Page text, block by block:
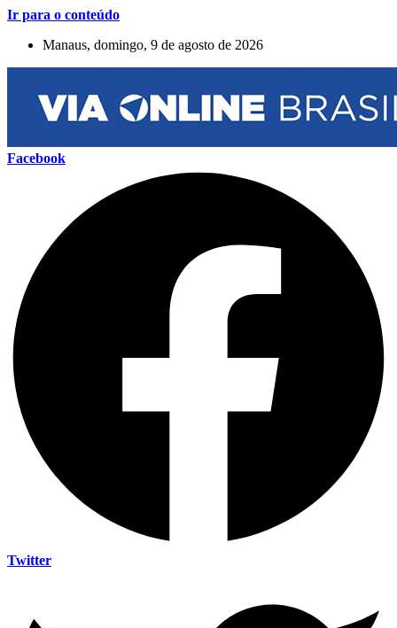
Ir para o conteúdo
Manaus, domingo, 9 de agosto de 2026
Facebook
Twitter